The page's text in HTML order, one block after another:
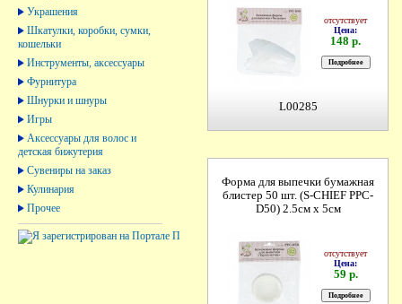
Украшения
Шкатулки, коробки, сумки,
кошельки
Инструменты, аксессуары
Фурнитура
Шнурки и шнуры
Игры
Аксессуары для волос и
детская бижутерия
Сувениры на заказ
Кулинария
Прочее
отсутствует
Цена:
148 р.
L00285
Форма для выпечки бумажная
блистер 50 шт. (S-CHIEF PPC-
D50) 2.5см х 5см
отсутствует
Цена:
59 р.